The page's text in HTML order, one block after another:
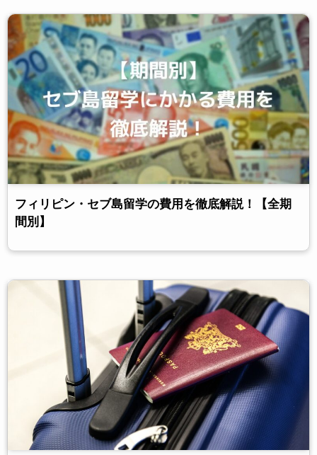
フィリピン・セブ島留学の費用を徹底解説！【全期
間別】